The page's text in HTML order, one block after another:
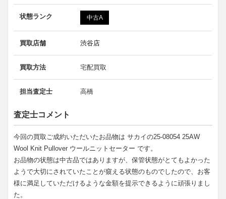
状態ランク 中古A
買取店舗 渋谷店
買取方法 宅配買取
担当査定士 高橋
査定士コメント
今回の買取ご成約いただいたお品物は サカイの25-08054 25AW
Wool Knit Pullover ウールニットセーター です。
お品物の状態は中古品ではありますが、保管状態がとてもよかった
ようで大切にされていたことが窺える状態のものでしたので、お客
様に満足していただけるような金額を提示できるように頑張りまし
た。